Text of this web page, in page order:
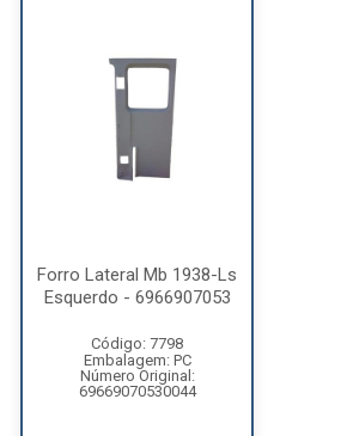
Forro Lateral Mb 1938-Ls
Esquerdo - 6966907053
Código: 7798
Embalagem: PC
Número Original:
69669070530044